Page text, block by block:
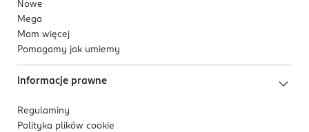
Nowe
Mega
Mam więcej
Pomagamy jak umiemy
Informacje prawne
Regulaminy
Polityka plików cookie